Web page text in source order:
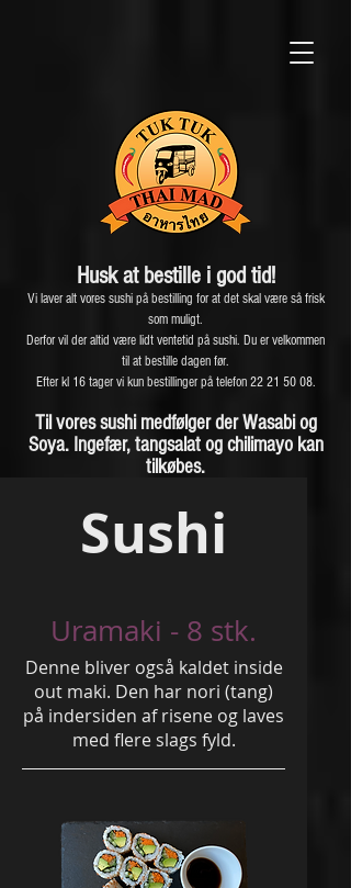
Husk at bestille i god tid!
Vi laver alt vores sushi på bestilling for at det skal være så frisk
som muligt.
Derfor vil der altid være lidt ventetid på sushi. Du er velkommen
til at bestille dagen før.
Efter kl 16 tager vi kun bestillinger på telefon 22 21 50 08.
Til vores sushi medfølger der Wasabi og
Soya. Ingefær, tangsalat og chilimayo kan
tilkøbes.
Sushi
Uramaki - 8 stk.
Denne bliver også kaldet inside
out maki. Den har nori (tang)
på indersiden af risene og laves
med flere slags fyld.